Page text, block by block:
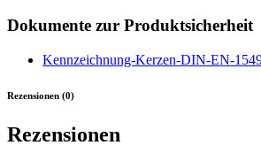
Dokumente zur Produktsicherheit
Kennzeichnung-Kerzen-DIN-EN-
Rezensionen (0)
Rezensionen